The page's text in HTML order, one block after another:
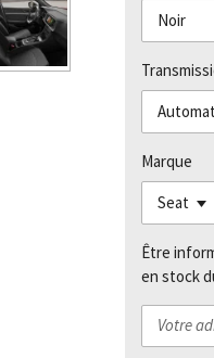
Marque
Être
en stock